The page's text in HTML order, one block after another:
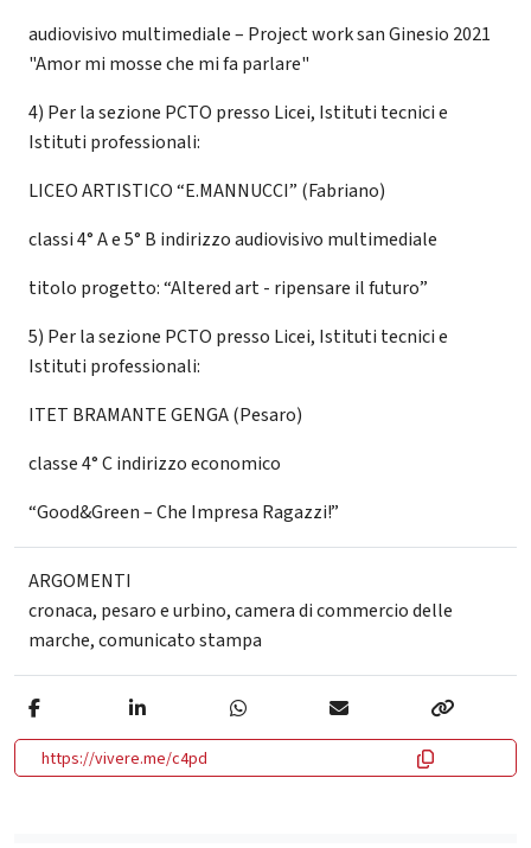
audiovisivo multimediale – Project work san Ginesio 2021
"Amor mi mosse che mi fa parlare"
4) Per la sezione PCTO presso Licei, Istituti tecnici e
Istituti professionali:
LICEO ARTISTICO “E.MANNUCCI” (Fabriano)
classi 4° A e 5° B indirizzo audiovisivo multimediale
titolo progetto: “Altered art - ripensare il futuro”
5) Per la sezione PCTO presso Licei, Istituti tecnici e
Istituti professionali:
ITET BRAMANTE GENGA (Pesaro)
classe 4° C indirizzo economico
“Good&Green – Che Impresa Ragazzi!”
ARGOMENTI
cronaca, pesaro e urbino,camera di commercio delle
marche,comunicato stampa
https://vivere.me/c4pd